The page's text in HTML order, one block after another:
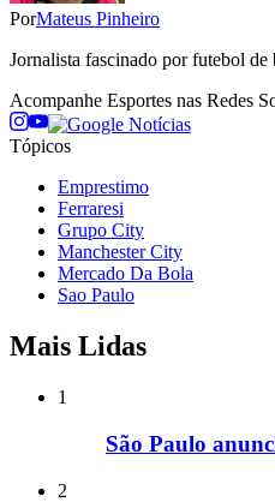
PorMateus Pinheiro
Jornalista fascinado por futebol de
Acompanhe Esportes nas Redes
Tópicos
Emprestimo
Ferraresi
Grupo City
Manchester City
Mercado Da Bola
Sao Paulo
Mais Lidas
1
São Paulo
2